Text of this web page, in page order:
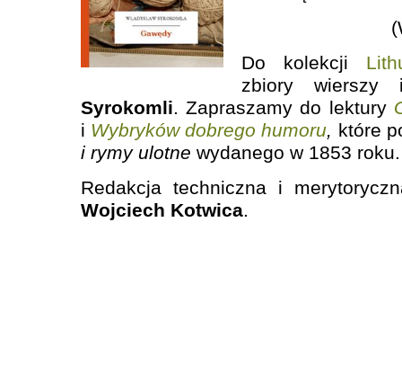
Do kolekcji
zbiory
Syrokomli. Zapraszamy do lektury
i Wybryków dobrego humoru, które
i rymy ulotne wydanego w 1853 roku.
Redakcja techniczna i
Wojciech Kotwica.